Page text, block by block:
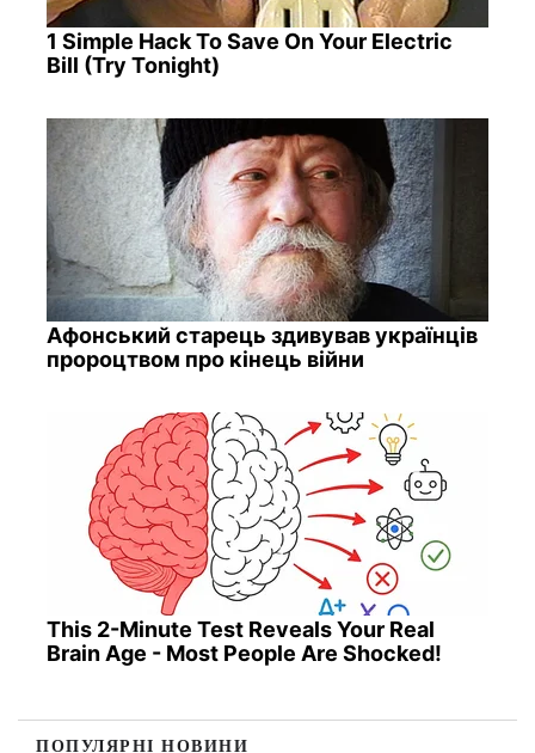
1 Simple Hack To Save On Your Electric
Bill (Try Tonight)
Афонський старець здивував українців
пророцтвом про кінець війни
This 2-Minute Test Reveals Your Real
Brain Age - Most People Are Shocked!
ПОПУЛЯРНІ НОВИНИ